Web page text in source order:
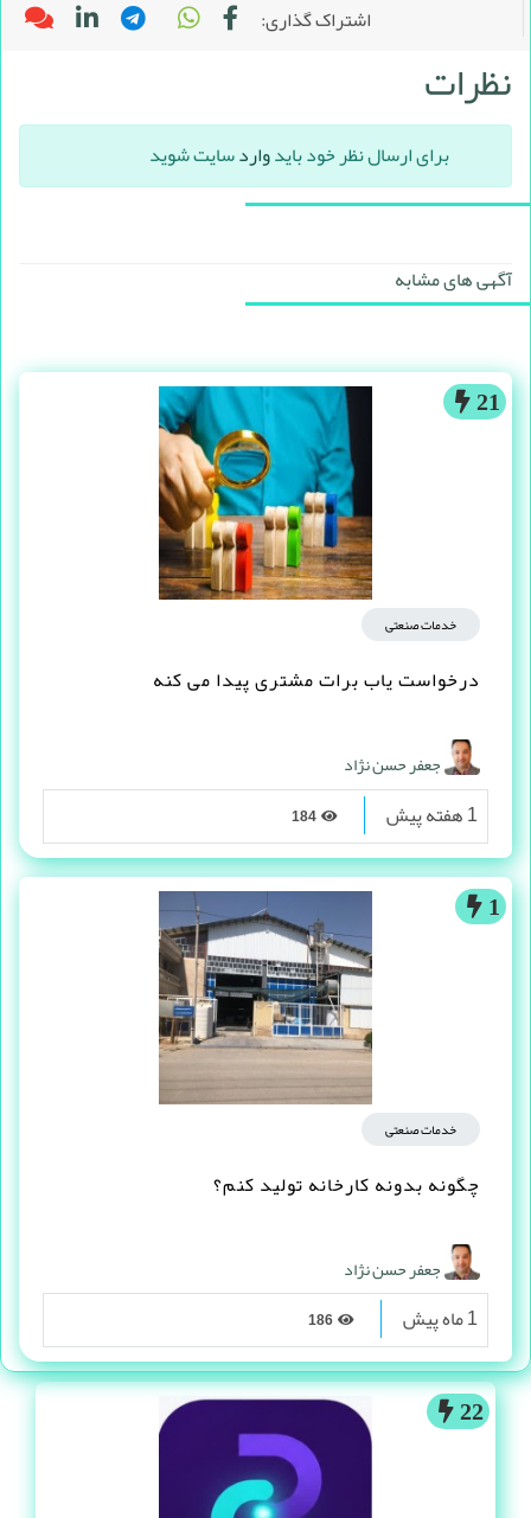
22
اشتراک گذاری:
نظرات
برای ارسال نظر خود بایدواردسایت شوید
آگهی های مشابه
21
خدمات صنعتی
درخواست یاب برات مشتری پیدا می کنه
جعفر حسن نژاد
1 هفته پیش
1
خدمات صنعتی
چگونه بدونه کارخانه تولید کنم؟
جعفر حسن نژاد
1 ماه پیش